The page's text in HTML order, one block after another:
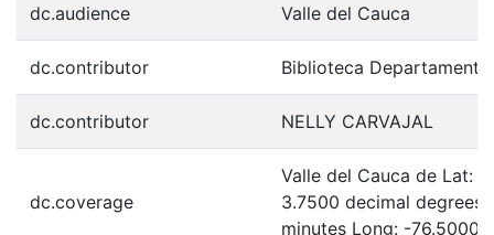
dc.audience Valle del Cauca
dc.contributor Biblioteca
dc.contributor NELLY CARVAJAL
dc.coverage
Valle del Cauca de Lat:
3.7500 decimal degrees
minutes Long: -76.5000